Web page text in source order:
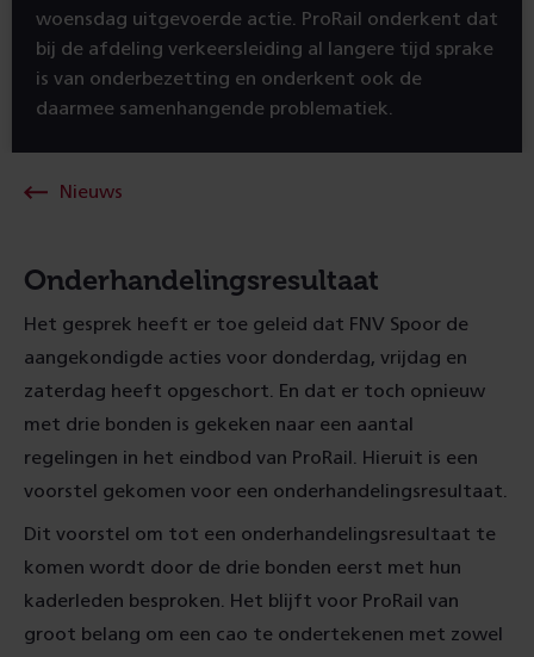
woensdag uitgevoerde actie. ProRail onderkent dat
bij de afdeling verkeersleiding al langere tijd sprake
is van onderbezetting en onderkent ook de
daarmee samenhangende problematiek.
Nieuws
Onderhandelingsresultaat
Het gesprek heeft er toe geleid dat FNV Spoor de
aangekondigde acties voor donderdag, vrijdag en
zaterdag heeft opgeschort. En dat er toch opnieuw
met drie bonden is gekeken naar een aantal
regelingen in het eindbod van ProRail. Hieruit is een
voorstel gekomen voor een onderhandelingsresultaat.
Dit voorstel om tot een onderhandelingsresultaat te
komen wordt door de drie bonden eerst met hun
kaderleden besproken. Het blijft voor ProRail van
groot belang om een cao te ondertekenen met zowel